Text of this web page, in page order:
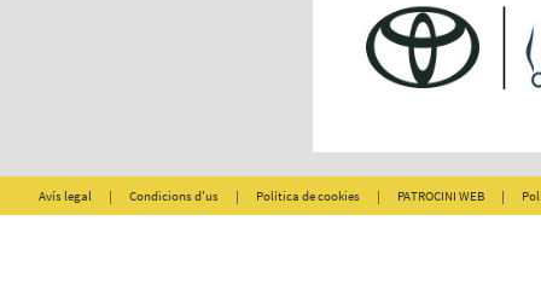
Avís legal | Condicions d'us | Política de cookies | PATROCINI WEB |